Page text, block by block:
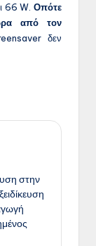
66 W. Οπότε
από τον
δεν
στην